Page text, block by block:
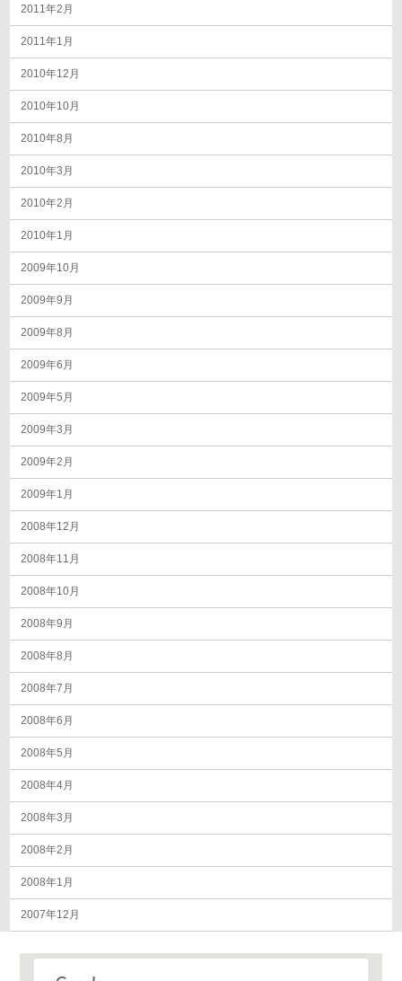
2011年2月
2011年1月
2010年12月
2010年10月
2010年8月
2010年3月
2010年2月
2010年1月
2009年10月
2009年9月
2009年8月
2009年6月
2009年5月
2009年3月
2009年2月
2009年1月
2008年12月
2008年11月
2008年10月
2008年9月
2008年8月
2008年7月
2008年6月
2008年5月
2008年4月
2008年3月
2008年2月
2008年1月
2007年12月